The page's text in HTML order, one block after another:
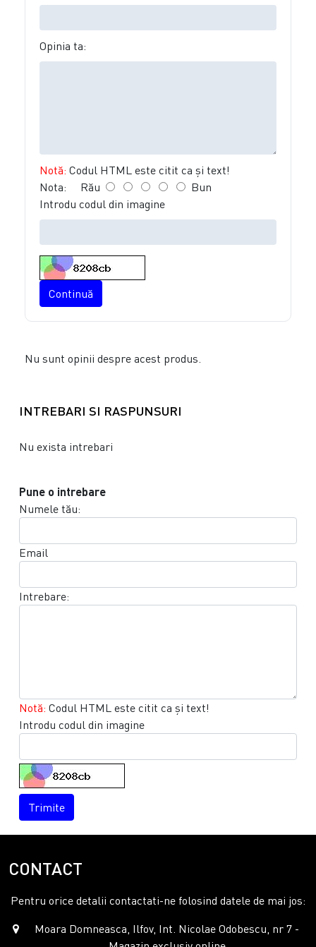
Opinia ta:
Notă: Codul HTML este citit ca şi text!
Nota: Rău
Bun
Introdu codul din imagine
Continuă
Nu sunt opinii despre acest produs.
INTREBARI SI RASPUNSURI
Nu exista intrebari
Pune o intrebare
Numele tău:
Email
Intrebare:
Notă: Codul HTML este citit ca şi text!
Introdu codul din imagine
Trimite
CONTACT
Pentru orice detalii contactati-ne folosind datele de mai jos:
Moara Domneasca, Ilfov, Int. Nicolae Odobescu, nr 7 -